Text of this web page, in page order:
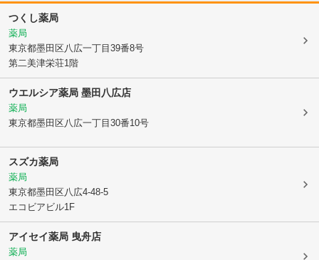
つくし薬局
薬局
東京都墨田区 八広一丁目39番8号
第二美津栄荘1階
ウエルシア薬局 墨田八広店
薬局
東京都墨田区 八広一丁目30番10号
スズカ薬局
薬局
東京都墨田区 八広4-48-5
エコビアビル1F
アイセイ薬局 曳舟店
薬局